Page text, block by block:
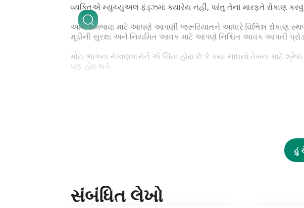
વ્યક્તિએ મ્યુચ્યુઅલ ફંડ્ઝમાં ક્યારેય નહીં, પરંતુ તેના મારફતે રોકાણ
આને સમજવા માટે આપણે આપણી જરૂરિયાતને આધારે વિભિન્ન રોકાણ
મૂડીની સુરક્ષા અને નિયમિત આવક માટે આપણે નિશ્ચિત આવક આપતી
મોટા ભાગના રોકાણકારોને એ ચિંતા હોય છે કે કયા સાધનો તેમના માટે
પણ હોઇ શકે.
કંપની – મ્યુચ્યુઅલ ફંડ કંપનીને આઉટસોર્સ કરી શકે છે. મ્યુચ્યુઅલ ફંડ્ઝ
જે લોકોને ભવિષ્યની જરૂરિયાત માટે પોતાના નાણાંનું રોકાણ કરવાની
સંચાલન કરે છે અને રોકાણકારો તેમના કાર્યોમાં સામેલ થયા વિના આ
હું
સંબંધિત લેખો